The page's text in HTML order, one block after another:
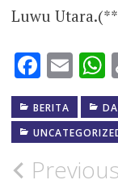
Luwu
BERITA
Previous